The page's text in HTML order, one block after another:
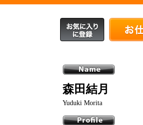
森田結月
Yuduki Morita